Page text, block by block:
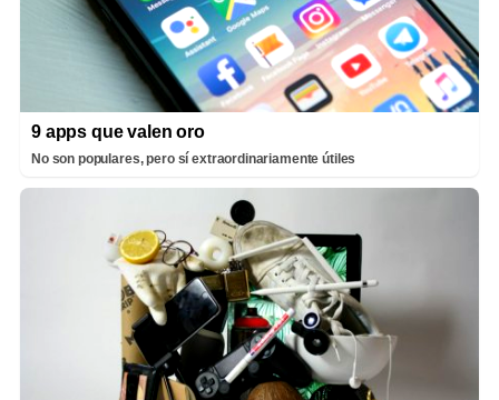
9 apps que valen oro
No son populares, pero sí extraordinariamente útiles